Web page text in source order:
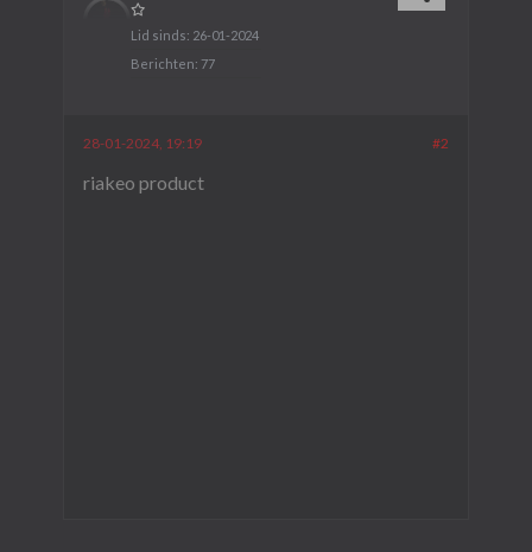
Lid sinds: 26-01-2024
Berichten: 77
#2
28-01-2024, 19:19
riakeo product